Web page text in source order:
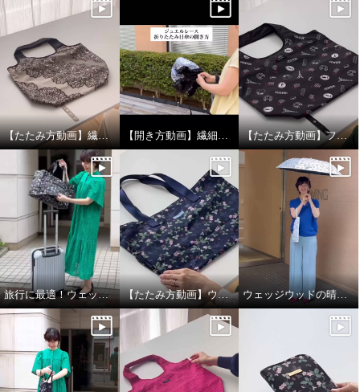
【たたみ方動画】繊細なレースデザインの保冷バッグ 【たたみ方動画】フォション 底板付ポケッタブルマイバッグ
旅行に最適！ウェッジウッド ポケッタブルトートバッグL 【たたみ方動画】ウェッジウッド ポケッタブルトートバッグL ウェッジウッドの晴雨兼用折りたたみ日傘